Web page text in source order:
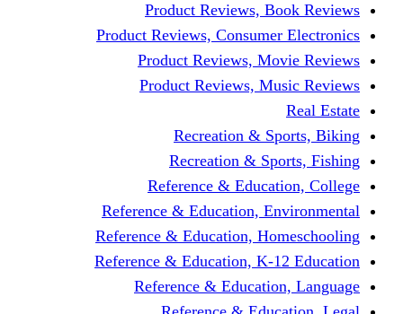
Product Reviews,
Product Reviews,
Product Reviews,
Product Reviews,
Recreation &
Recreation &
Reference &
Reference & Education,
Reference & Education,
Reference & Education, K-
Reference &